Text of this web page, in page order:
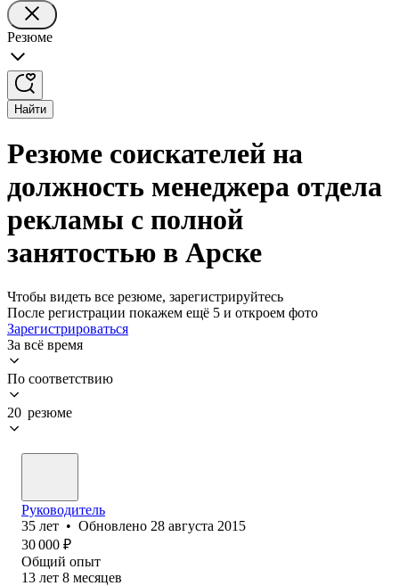
Резюме
Найти
Резюме соискателей на
должность менеджера отдела
рекламы с полной
занятостью в Арске
Чтобы видеть все резюме, зарегистрируйтесь
После регистрации покажем ещё 5 и откроем фото
Зарегистрироваться
За всё время
По соответствию
20 резюме
Руководитель
35 лет • Обновлено 28 августа 2015
30 000 ₽
Общий опыт
13 лет 8 месяцев